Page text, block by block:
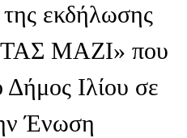
εκδήλωσης
ΜΑΖΙ» που
Δήμος Ιλίου σε
Ένωση